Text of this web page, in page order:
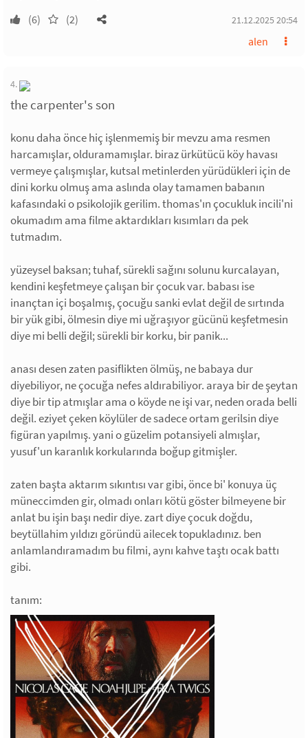
(6) (2) 21.12.2025 20:54
alen
4.
the carpenter's son
konu daha önce hiç işlenmemiş bir mevzu ama resmen
harcamışlar, olduramamışlar. biraz ürkütücü köy havası
vermeye çalışmışlar, kutsal metinlerden yürüdükleri için de
dini korku olmuş ama aslında olay tamamen babanın
kafasındaki o psikolojik gerilim. thomas'ın çocukluk incili'ni
okumadım ama filme aktardıkları kısımları da pek
tutmadım.
yüzeysel baksan; tuhaf, sürekli sağını solunu kurcalayan,
kendini keşfetmeye çalışan bir çocuk var. babası ise
inançtan içi boşalmış, çocuğu sanki evlat değil de sırtında
bir yük gibi, ölmesin diye mi uğraşıyor gücünü keşfetmesin
diye mi belli değil; sürekli bir korku, bir panik...
anası desen zaten pasiflikten ölmüş, ne babaya dur
diyebiliyor, ne çocuğa nefes aldırabiliyor. araya bir de şeytan
diye bir tip atmışlar ama o köyde ne işi var, neden orada belli
değil. eziyet çeken köylüler de sadece ortam gerilsin diye
figüran yapılmış. yani o güzelim potansiyeli almışlar,
yusuf'un karanlık korkularında boğup gitmişler.
zaten başta aktarım sıkıntısı var gibi, önce bi' konuya üç
müneccimden gir, olmadı onları kötü göster bilmeyene bir
anlat bu işin başı nedir diye. zart diye çocuk doğdu,
beytüllahim yıldızı göründü ailecek topukladınız. ben
anlamlandıramadım bu filmi, aynı kahve taştı ocak battı
gibi.
tanım: